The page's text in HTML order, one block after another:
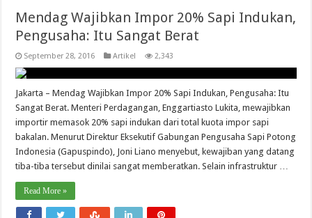
Mendag Wajibkan Impor 20% Sapi Indukan,
Pengusaha: Itu Sangat Berat
September 28, 2016 Artikel 2,343
Jakarta – Mendag Wajibkan Impor 20% Sapi Indukan, Pengusaha: Itu
Sangat Berat. Menteri Perdagangan, Enggartiasto Lukita, mewajibkan
importir memasok 20% sapi indukan dari total kuota impor sapi
bakalan. Menurut Direktur Eksekutif Gabungan Pengusaha Sapi Potong
Indonesia (Gapuspindo), Joni Liano menyebut, kewajiban yang datang
tiba-tiba tersebut dinilai sangat memberatkan. Selain infrastruktur …
Read More »